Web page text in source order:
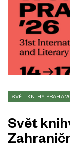
SVĚT KNIHY PRAHA
Svět